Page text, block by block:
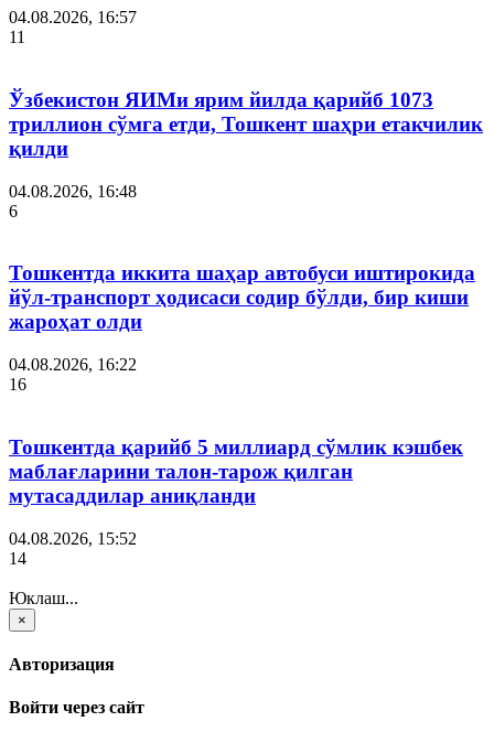
04.08.2026, 16:57
11
Ўзбекистон ЯИМи ярим йилда қарийб 1073
триллион сўмга етди, Тошкент шаҳри етакчилик
қилди
04.08.2026, 16:48
6
Тошкентда иккита шаҳар автобуси иштирокида
йўл-транспорт ҳодисаси содир бўлди, бир киши
жароҳат олди
04.08.2026, 16:22
16
Тошкентда қарийб 5 миллиард сўмлик кэшбек
маблағларини талон-тарож қилган
мутасаддилар аниқланди
04.08.2026, 15:52
14
Юклаш...
×
Авторизация
Войти через сайт